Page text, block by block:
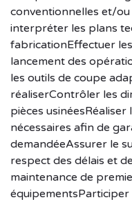
conventionnelles et/
interpréter les plans
fabricationEffectuer
lancement des
les outils de coupe
réaliserContrôler les
pièces
nécessaires afin de
demandéeAssurer le
respect des délais et
maintenance de
équipementsParticiper